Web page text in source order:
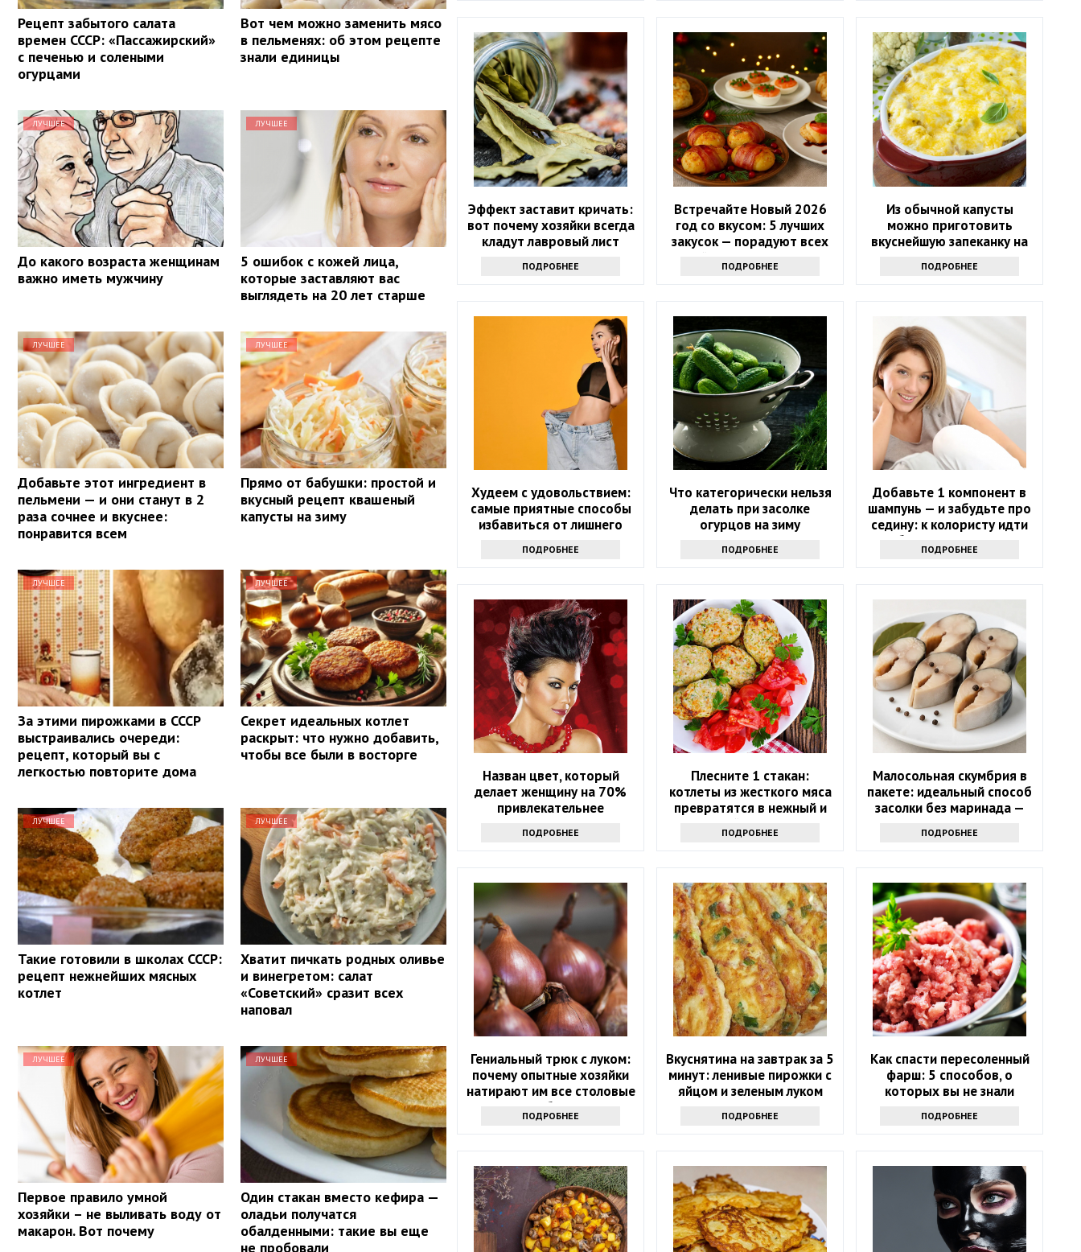
Рецепт забытого салата
времен СССР: «Пассажирский»
с печенью и солеными
огурцами
Вот чем можно заменить мясо
в пельменях: об этом рецепте
знали единицы
ЛУЧШЕЕ
До какого возраста женщинам
важно иметь мужчину
ЛУЧШЕЕ
5 ошибок с кожей лица,
которые заставляют вас
выглядеть на 20 лет старше
ЛУЧШЕЕ
Добавьте этот ингредиент в
пельмени — и они станут в 2
раза сочнее и вкуснее:
понравится всем
ЛУЧШЕЕ
Прямо от бабушки: простой и
вкусный рецепт квашеный
капусты на зиму
ЛУЧШЕЕ
За этими пирожками в СССР
выстраивались очереди:
рецепт, который вы с
легкостью повторите дома
ЛУЧШЕЕ
Секрет идеальных котлет
раскрыт: что нужно добавить,
чтобы все были в восторге
ЛУЧШЕЕ
Такие готовили в школах СССР:
рецепт нежнейших мясных
котлет
ЛУЧШЕЕ
Хватит пичкать родных оливье
и винегретом: салат
«Советский» сразит всех
наповал
ЛУЧШЕЕ
Первое правило умной
хозяйки – не выливать воду от
макарон. Вот почему
ЛУЧШЕЕ
Один стакан вместо кефира —
оладьи получатся
обалденными: такие вы еще
не пробовали
Эффект заставит кричать:
вот почему хозяйки всегда
кладут лавровый лист
ПОДРОБНЕЕ
Встречайте Новый 2026
год со вкусом: 5 лучших
закусок — порадуют всех
гостей и Огненную Лошадь
ПОДРОБНЕЕ
Из обычной капусты
можно приготовить
вкуснейшую запеканку на
года
ПОДРОБНЕЕ
Худеем с удовольствием:
самые приятные способы
избавиться от лишнего
ПОДРОБНЕЕ
Что категорически нельзя
делать при засолке
огурцов на зиму
ПОДРОБНЕЕ
Добавьте 1 компонент в
шампунь — и забудьте про
седину: к колористу идти
больше не нужно
ПОДРОБНЕЕ
Назван цвет, который
делает женщину на 70%
привлекательнее
ПОДРОБНЕЕ
Плесните 1 стакан:
котлеты из жесткого мяса
превратятся в нежный и
сочный деликатес
ПОДРОБНЕЕ
Малосольная скумбрия в
пакете: идеальный способ
засолки без маринада —
ПОДРОБНЕЕ
Гениальный трюк с луком:
почему опытные хозяйки
натирают им все столовые
приборы
ПОДРОБНЕЕ
Вкуснятина на завтрак за 5
минут: ленивые пирожки с
яйцом и зеленым луком
ПОДРОБНЕЕ
Как спасти пересоленный
фарш: 5 способов, о
которых вы не знали
ПОДРОБНЕЕ